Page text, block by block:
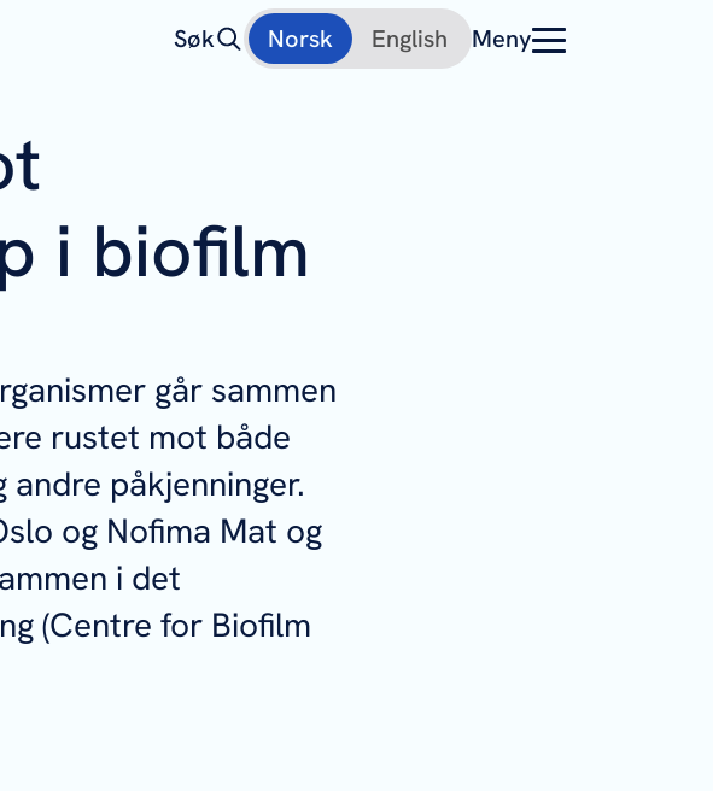
Søk Norsk English Meny
i biofilm
går sammen
rustet mot både
påkjenninger.
og Nofima Mat og
i det
(Centre for Biofilm